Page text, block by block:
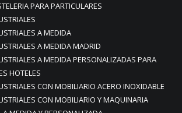
PARA PARTICULARES
A MEDIDA
A MEDIDA MADRID
A MEDIDA PERSONALIZADAS PARA
HOTELES
CON MOBILIARIO ACERO INOXIDABLE
CON MOBILIARIO Y MAQUINARIA